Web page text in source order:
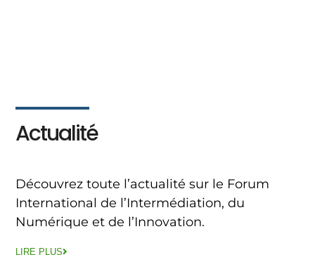
Actualité
Découvrez toute l’actualité sur le Forum
International de l’Intermédiation, du
Numérique et de l’Innovation.
LIRE PLUS